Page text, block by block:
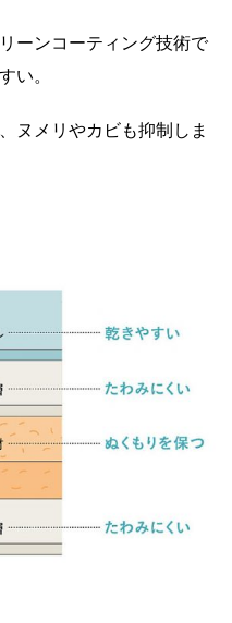
ーンコーティング技術で
い。
ヌメリやカビも抑制しま